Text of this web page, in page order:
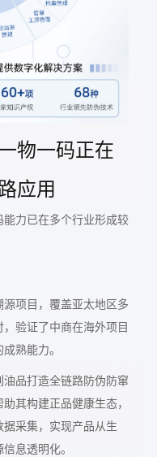
物一码正在
应用
能力已在多个行业形成较
项目，覆盖亚太地区多
验证了中商在海外项目
熟能力。
品打造全链路防伪防窜
其构建正品健康生态，
采集，实现产品从生
息透明化。